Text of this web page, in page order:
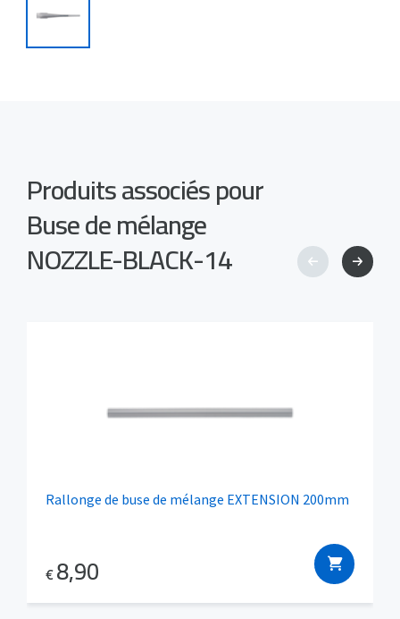
Produits associés pour
Buse de mélange
NOZZLE-BLACK-14
Rallonge de buse de mélange EXTENSION 200mm
€ 8,90